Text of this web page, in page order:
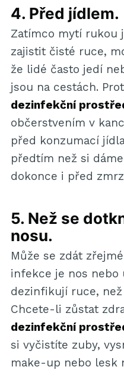
4. Před jídlem.
Zatímco mytí rukou
zajistit čisté ruce,
že lidé často jedí
jsou na cestách.
dezinfekční
občerstvením v
před konzumací
předtím než si
dokonce i před
5. Než se
nosu.
Může se zdát
infekce je nos nebo
dezinfikují ruce,
Chcete-li zůstat
dezinfekční
si vyčistíte zuby,
make-up nebo lesk